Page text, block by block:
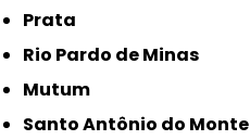
Prata
Rio Pardo de Minas
Mutum
Santo Antônio do Monte